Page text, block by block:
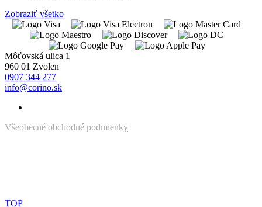
Zobraziť všetko
Môťovská ulica 1
960 01 Zvolen
0907 344 277
info@corino.sk
Všeobecné obchodné podmienky
TOP